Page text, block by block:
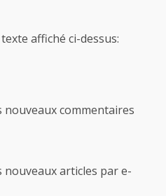
affiché ci-dessus:
nouveaux commentaires
nouveaux articles par e-